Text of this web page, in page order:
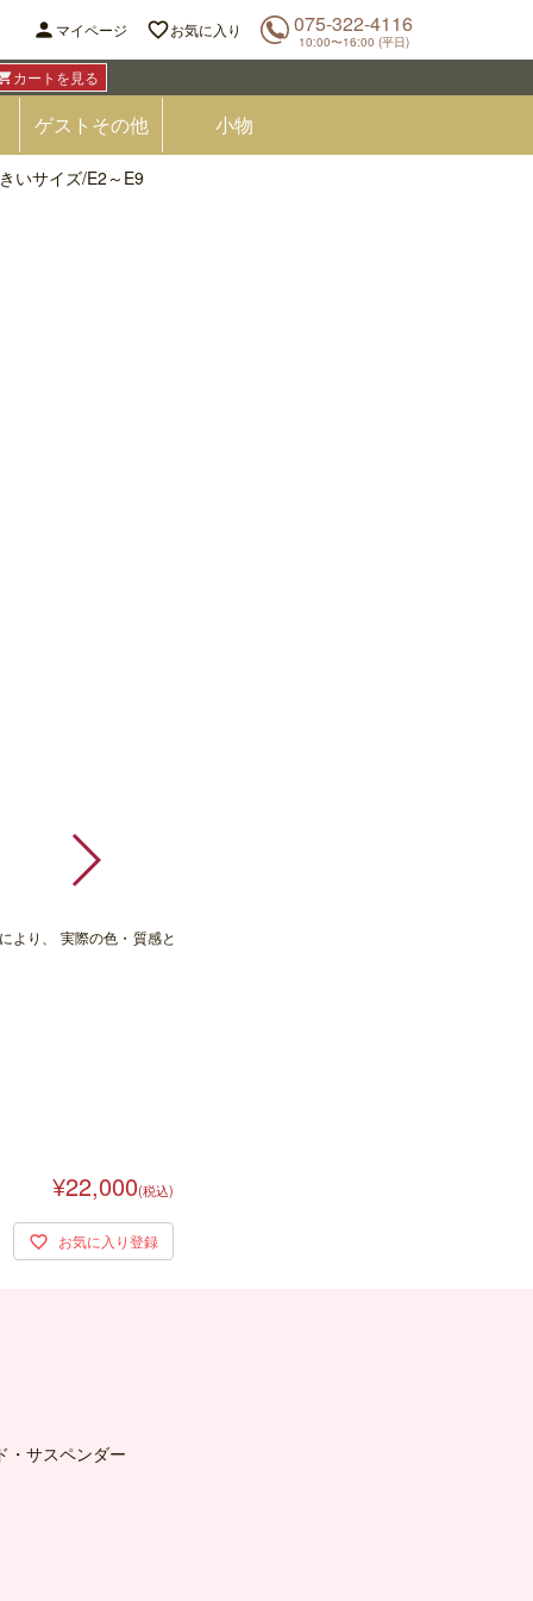
 マイページ お気に入り 075-322-4116
10:00〜16:00 (平日)
カートを見る
ゲストその他 小物
いサイズ/E2～E9
より、 実際の色・質感と
¥22,000(税込)
・サスペンダー